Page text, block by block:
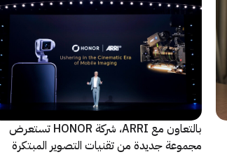
بالتعاون مع ARRI، شركة HONOR تستعرض
مجموعة جديدة من تقنيات التصوير المبتكرة